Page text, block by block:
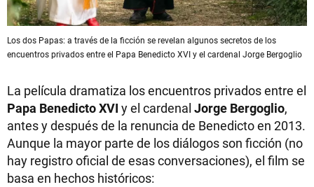
Los dos Papas: a través de la ficción se revelan algunos secretos de los
encuentros privados entre el Papa Benedicto XVI y el cardenal Jorge Bergoglio
La película dramatiza los encuentros privados entre el
Papa Benedicto XVI y el cardenal Jorge Bergoglio,
antes y después de la renuncia de Benedicto en 2013.
Aunque la mayor parte de los diálogos son ficción (no
hay registro oficial de esas conversaciones), el film se
basa en hechos históricos: